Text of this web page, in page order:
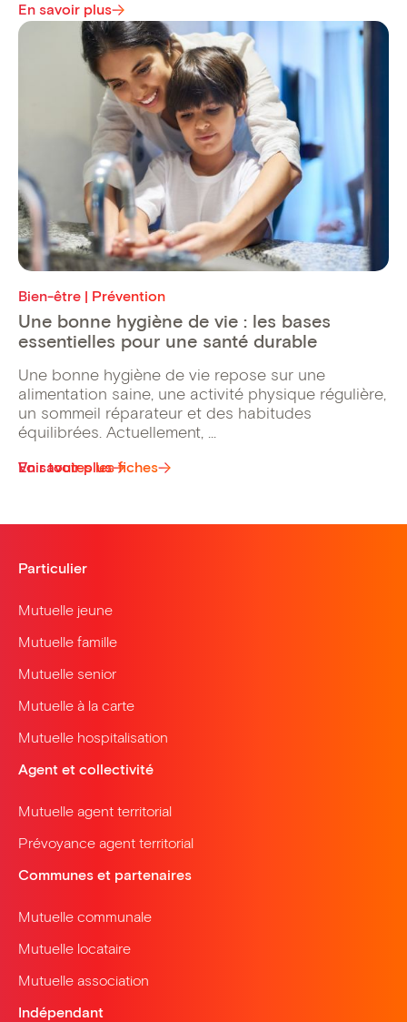
Voir toutes les fiches
En savoir plus
Bien-être | Prévention
Une bonne hygiène de vie : les bases
essentielles pour une santé durable
Une bonne hygiène de vie repose sur une
alimentation saine, une activité physique régulière,
un sommeil réparateur et des habitudes
équilibrées. Actuellement, ...
En savoir plus
Particulier
Mutuelle jeune
Mutuelle famille
Mutuelle senior
Mutuelle à la carte
Mutuelle hospitalisation
Agent et collectivité
Mutuelle agent territorial
Prévoyance agent territorial
Communes et partenaires
Mutuelle communale
Mutuelle locataire
Mutuelle association
Indépendant